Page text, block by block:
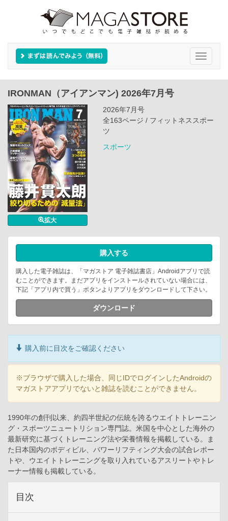
Toggle
IRONMAN（アイアンマン) 2026年7月号
拡大
2026年7月号
全163ページ / フィットネススポー
ツ
スポーツ
購入する
購入した電子雑誌は、「マガストア 電子雑誌書店」Androidアプリで読
むことができます。まだアプリをインストールされていない場合には、
下記「アプリ内で買う」ボタンよりアプリをダウンロードして下さい。
ダウンロード
購入前に目次をご確認ください
※ブラウザで購入した場合、同じIDでログインしたAndroidの
マガストアアプリでないと雑誌を読むことができません。
1990年の創刊以来、約四半世紀の伝統を誇るウエイトトレーニン
グ・スポーツニュートリション専門誌。米国を中心とした海外の
最新研究に基づくトレーニング法や栄養情報を掲載している。ま
た日本国内のボディビル、パワーリフティング大会の試合レポー
トや、ウエイトトレーニングを取り入れているアスリートやトレ
ーナー情報も掲載している。
目次